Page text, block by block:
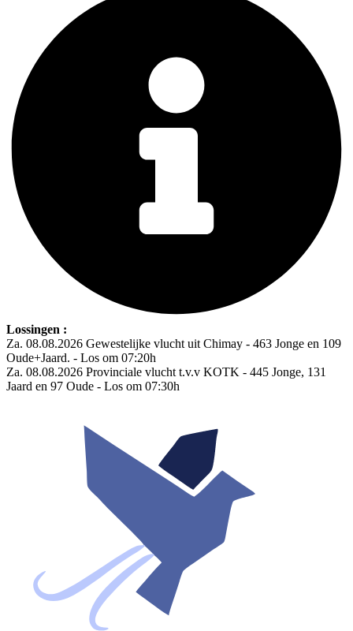
Lossingen :
Za. 08.08.2026 Gewestelijke vlucht uit Chimay - 463 Jonge en 109
Oude+Jaard. - Los om 07:20h
Za. 08.08.2026 Provinciale vlucht t.v.v KOTK - 445 Jonge, 131
Jaard en 97 Oude - Los om 07:30h